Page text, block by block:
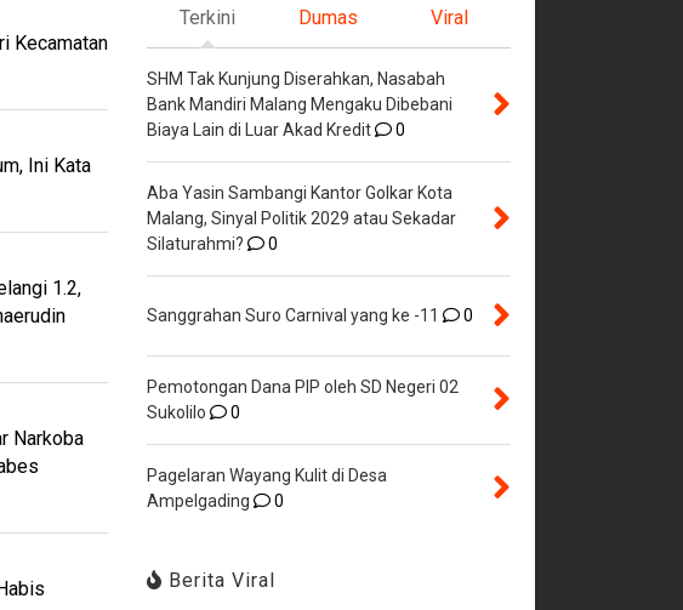
Kecamatan
Ini Kata
1.2,
Narkoba
Terkini Dumas Viral
SHM Tak Kunjung Diserahkan, Nasabah
Bank Mandiri Malang Mengaku Dibebani
Biaya Lain di Luar Akad Kredit
0
Aba Yasin Sambangi Kantor Golkar Kota
Malang, Sinyal Politik 2029 atau Sekadar
Silaturahmi?
0
Sanggrahan Suro Carnival yang ke -11 0
Pemotongan Dana PIP oleh SD Negeri 02
Sukolilo
0
Pagelaran Wayang Kulit di Desa
Ampelgading
0
Berita Viral